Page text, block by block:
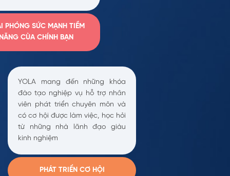
PHÓNG SỨC MẠNH TIỀM
CÙA CHÍNH BẠN
YOLA mang đến những khóa
đào tạo nghiệp vụ hỗ trợ nhân
viên phát triển chuyên môn và
có cơ hội được làm việc, học hỏi
từ những nhà lãnh đạo giàu
kinh nghiệm
PHÁT TRIỂN CƠ HỘI